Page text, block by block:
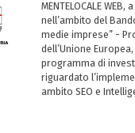
MENTELOCALE
nell’ambito del
medie imprese” -
dell’Unione
programma di
riguardato
ambito SEO e